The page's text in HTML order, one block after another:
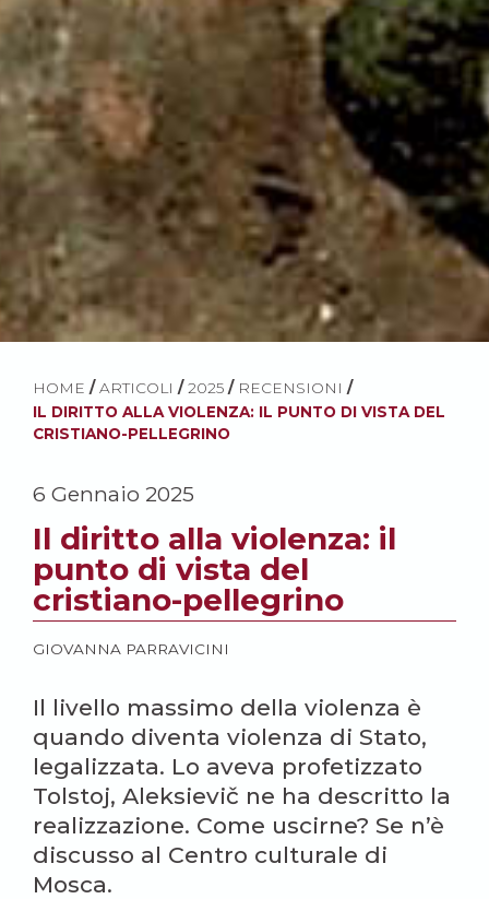
HOME / ARTICOLI / 2025 / RECENSIONI /
IL DIRITTO ALLA VIOLENZA: IL PUNTO DI VISTA DEL
CRISTIANO-PELLEGRINO
6 Gennaio 2025
Il diritto alla violenza: il
punto di vista del
cristiano-pellegrino
GIOVANNA PARRAVICINI
Il livello massimo della violenza è
quando diventa violenza di Stato,
legalizzata. Lo aveva profetizzato
Tolstoj, Aleksievič ne ha descritto la
realizzazione. Come uscirne? Se n’è
discusso al Centro culturale di
Mosca.